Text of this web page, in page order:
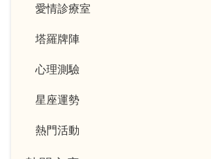
愛情診療室
塔羅牌陣
心理測驗
星座運勢
熱門活動